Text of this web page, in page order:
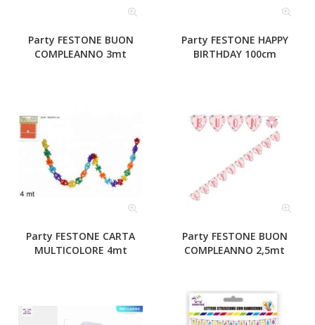
Party FESTONE BUON
COMPLEANNO 3mt
Party FESTONE HAPPY
BIRTHDAY 100cm
Party FESTONE CARTA
MULTICOLORE 4mt
Party FESTONE BUON
COMPLEANNO 2,5mt